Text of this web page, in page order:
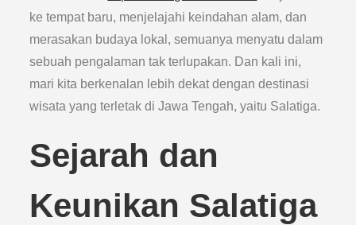
ke tempat baru, menjelajahi keindahan alam, dan
merasakan budaya lokal, semuanya menyatu dalam
sebuah pengalaman tak terlupakan. Dan kali ini,
mari kita berkenalan lebih dekat dengan destinasi
wisata yang terletak di Jawa Tengah, yaitu Salatiga.
Sejarah dan
Keunikan Salatiga